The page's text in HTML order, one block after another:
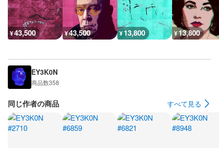
¥43,500 ¥43,500 ¥13,800 ¥13,800
EY3K0N
商品数358
同じ作者の商品 すべて見る